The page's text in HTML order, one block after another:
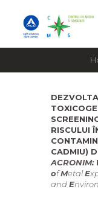
RISCULUI
CADMIU)
ACRONIM:
ofMetalE
andE